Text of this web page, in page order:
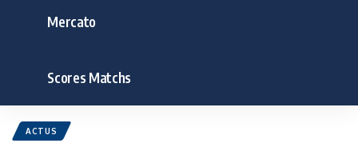
Mercato
Scores Matchs
ACTUS